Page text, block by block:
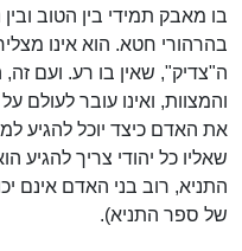
בו מאבק תמידי בין הטוב
בהרהורי חטא. הוא אינו
ה"צדיק", שאין בו רע. ועם
והמצוות, ואינו עובר לעולם
את האדם כיצד יוכל להגיע
שאליו כל יהודי צריך להגיע
התניא, רוב בני האדם אינם
של ספר התניא).